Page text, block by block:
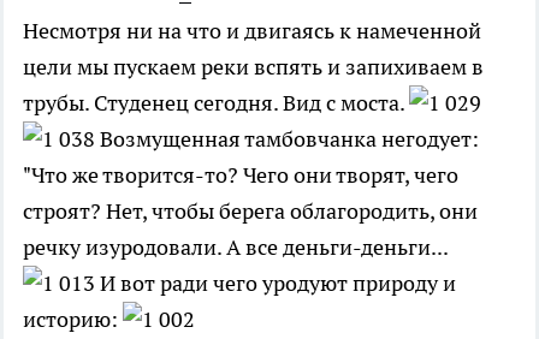
Несмотря ни на что и двигаясь к намеченной
цели мы пускаем реки вспять и запихиваем в
трубы. Студенец сегодня. Вид с моста.
Возмущенная тамбовчанка негодует:
"Что же творится-то? Чего они творят, чего
строят? Нет, чтобы берега облагородить, они
речку изуродовали. А все деньги-деньги...
И вот ради чего уродуют природу и
историю: